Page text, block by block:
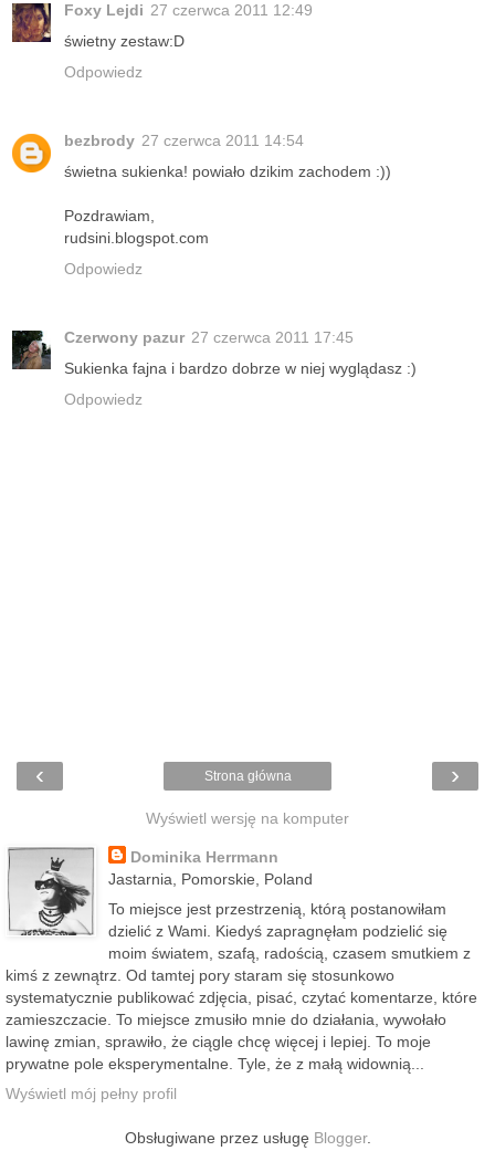
Foxy Lejdi 27 czerwca 2011 12:49
świetny zestaw:D
Odpowiedz
bezbrody 27 czerwca 2011 14:54
świetna sukienka! powiało dzikim zachodem :))
Pozdrawiam,
rudsini.blogspot.com
Odpowiedz
Czerwony pazur 27 czerwca 2011 17:45
Sukienka fajna i bardzo dobrze w niej wyglądasz :)
Odpowiedz
‹ ›
Strona główna
Wyświetl wersję na komputer
Dominika Herrmann
Jastarnia, Pomorskie, Poland
To miejsce jest przestrzenią, którą postanowiłam
dzielić z Wami. Kiedyś zapragnęłam podzielić się
moim światem, szafą, radością, czasem smutkiem z
kimś z zewnątrz. Od tamtej pory staram się stosunkowo
systematycznie publikować zdjęcia, pisać, czytać komentarze, które
zamieszczacie. To miejsce zmusiło mnie do działania, wywołało
lawinę zmian, sprawiło, że ciągle chcę więcej i lepiej. To moje
prywatne pole eksperymentalne. Tyle, że z małą widownią...
Wyświetl mój pełny profil
Obsługiwane przez usługę Blogger.